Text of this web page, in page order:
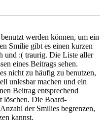
werden können, um ein
Smilie gibt es einen kurzen
und :( traurig. Die Liste aller
eines Beitrags sehen.
nicht zu häufig zu benutzen,
unlesbar machen und ein
Beitrag entsprechend
löschen. Die Board-
der Smilies begrenzen,
kannst.